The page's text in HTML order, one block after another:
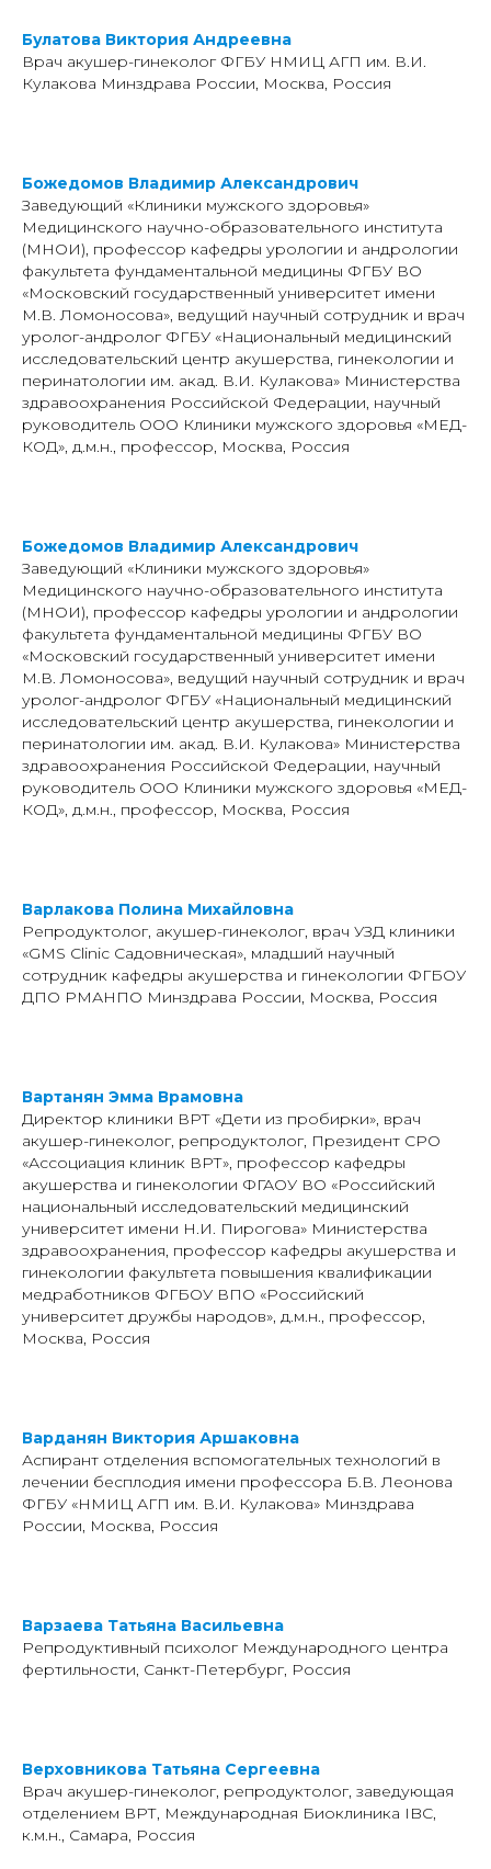
Булатова Виктория Андреевна
Врач акушер-гинеколог ФГБУ НМИЦ АГП им. В.И.
Кулакова Минздрава России, Москва, Россия
Божедомов Владимир Александрович
Заведующий «Клиники мужского здоровья»
Медицинского научно-образовательного института
(МНОИ), профессор кафедры урологии и андрологии
факультета фундаментальной медицины ФГБУ ВО
«Московский государственный университет имени
М.В. Ломоносова», ведущий научный сотрудник и врач
уролог-андролог ФГБУ «Национальный медицинский
исследовательский центр акушерства, гинекологии и
перинатологии им. акад. В.И. Кулакова» Министерства
здравоохранения Российской Федерации, научный
руководитель ООО Клиники мужского здоровья «МЕД-
КОД», д.м.н., профессор, Москва, Россия
Божедомов Владимир Александрович
Заведующий «Клиники мужского здоровья»
Медицинского научно-образовательного института
(МНОИ), профессор кафедры урологии и андрологии
факультета фундаментальной медицины ФГБУ ВО
«Московский государственный университет имени
М.В. Ломоносова», ведущий научный сотрудник и врач
уролог-андролог ФГБУ «Национальный медицинский
исследовательский центр акушерства, гинекологии и
перинатологии им. акад. В.И. Кулакова» Министерства
здравоохранения Российской Федерации, научный
руководитель ООО Клиники мужского здоровья «МЕД-
КОД», д.м.н., профессор, Москва, Россия
Варлакова Полина Михайловна
Репродуктолог, акушер-гинеколог, врач УЗД клиники
«GMS Clinic Садовническая», младший научный
сотрудник кафедры акушерства и гинекологии ФГБОУ
ДПО РМАНПО Минздрава России, Москва, Россия
Вартанян Эмма Врамовна
Директор клиники ВРТ «Дети из пробирки», врач
акушер-гинеколог, репродуктолог, Президент СРО
«Ассоциация клиник ВРТ», профессор кафедры
акушерства и гинекологии ФГАОУ ВО «Российский
национальный исследовательский медицинский
университет имени Н.И. Пирогова» Министерства
здравоохранения, профессор кафедры акушерства и
гинекологии факультета повышения квалификации
медработников ФГБОУ ВПО «Российский
университет дружбы народов», д.м.н., профессор,
Москва, Россия
Варданян Виктория Аршаковна
Аспирант отделения вспомогательных технологий в
лечении бесплодия имени профессора Б.В. Леонова
ФГБУ «НМИЦ АГП им. В.И. Кулакова» Минздрава
России, Москва, Россия
Варзаева Татьяна Васильевна
Репродуктивный психолог Международного центра
фертильности, Санкт-Петербург, Россия
Верховникова Татьяна Сергеевна
Врач акушер-гинеколог, репродуктолог, заведующая
отделением ВРТ, Международная Биоклиника IBC,
к.м.н., Самара, Россия